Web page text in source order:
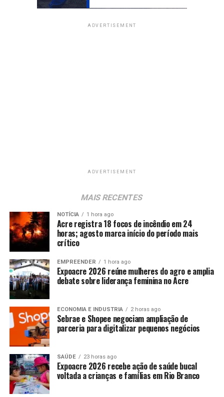
ADVERTISEMENT
ADVERTISEMENT
MAIS RECENTES
NOTÍCIA 1 hora ago
Acre registra 18 focos de incêndio em 24
horas; agosto marca início do período mais
crítico
EMPREENDER 1 hora ago
Expoacre 2026 reúne mulheres do agro e amplia
debate sobre liderança feminina no Acre
ECONOMIA E INDUSTRIA 2 horas ago
Sebrae e Shopee negociam ampliação de
parceria para digitalizar pequenos negócios
SAÚDE 23 horas ago
Expoacre 2026 recebe ação de saúde bucal
voltada a crianças e famílias em Rio Branco